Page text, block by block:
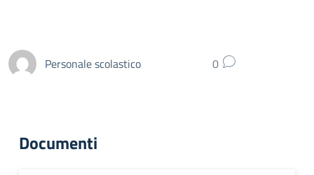
Personale scolastico 0
Documenti